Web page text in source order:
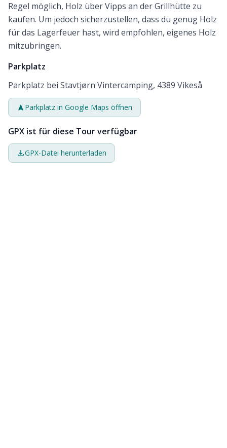
Regel möglich, Holz über Vipps an der Grillhütte zu
kaufen. Um jedoch sicherzustellen, dass du genug Holz
für das Lagerfeuer hast, wird empfohlen, eigenes Holz
mitzubringen.
Parkplatz
Parkplatz bei Stavtjørn Vintercamping, 4389 Vikeså
Parkplatz in Google Maps öffnen
GPX ist für diese Tour verfügbar
GPX-Datei herunterladen